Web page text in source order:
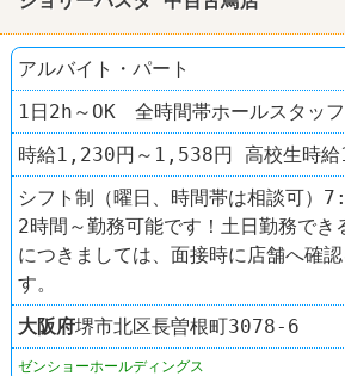
アルバイト・パート
1日2h～OK 全時間帯ホールスタッフ
時給1,230円～1,538円 高校生時給
シフト制（曜日、時間帯は相談可
2時間～勤務可能です！土日勤務でき
につきましては、面接時に店舗へ確
す。
大阪府堺市北区長曽根町3078-6
ゼンショーホールディングス